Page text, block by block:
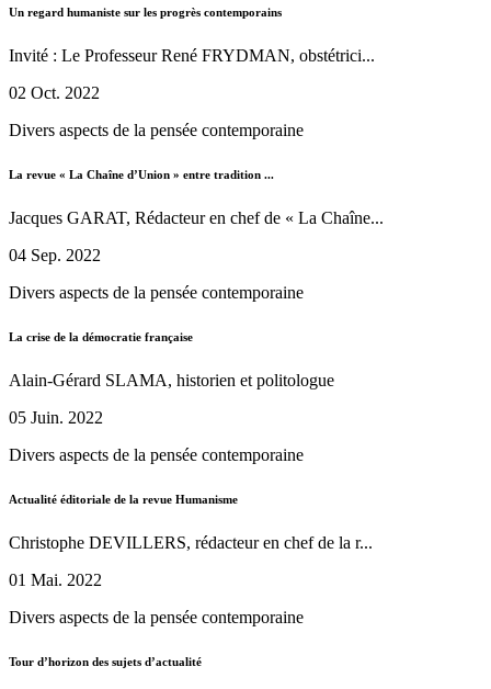
Un regard humaniste sur les progrès contemporains
Invité : Le Professeur René FRYDMAN, obstétrici...
02 Oct. 2022
Divers aspects de la pensée contemporaine
La revue « La Chaîne d’Union » entre tradition ...
Jacques GARAT, Rédacteur en chef de « La Chaîne...
04 Sep. 2022
Divers aspects de la pensée contemporaine
La crise de la démocratie française
Alain-Gérard SLAMA, historien et politologue
05 Juin. 2022
Divers aspects de la pensée contemporaine
Actualité éditoriale de la revue Humanisme
Christophe DEVILLERS, rédacteur en chef de la r...
01 Mai. 2022
Divers aspects de la pensée contemporaine
Tour d’horizon des sujets d’actualité